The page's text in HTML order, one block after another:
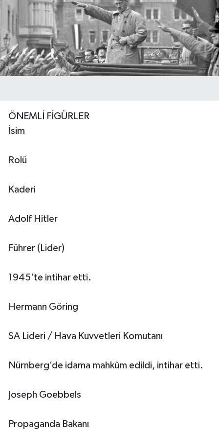
ÖNEMLİ FİGÜRLER
İsim
Rolü
Kaderi
Adolf Hitler
Führer (Lider)
1945'te intihar etti.
Hermann Göring
SA Lideri / Hava Kuvvetleri Komutanı
Nürnberg’de idama mahkûm edildi, intihar etti.
Joseph Goebbels
Propaganda Bakanı